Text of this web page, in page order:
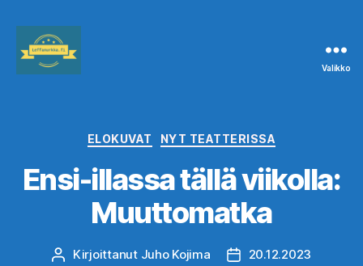
Valikko
Kategoriat
ELOKUVAT NYT TEATTERISSA
Ensi-illassa tällä viikolla:
Muuttomatka
Kirjoittaja
Kirjoittanut Juho Kojima Julkaisupäivämäärä
20.12.2023